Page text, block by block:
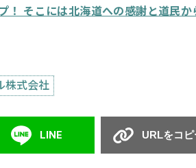
そこには北海道への感謝と道民か
株式会社
LINE URLをコピ